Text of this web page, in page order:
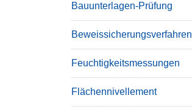
Bauunterlagen-Prüfung
Beweissicherungsverfahren
Feuchtigkeitsmessungen
Flächennivellement